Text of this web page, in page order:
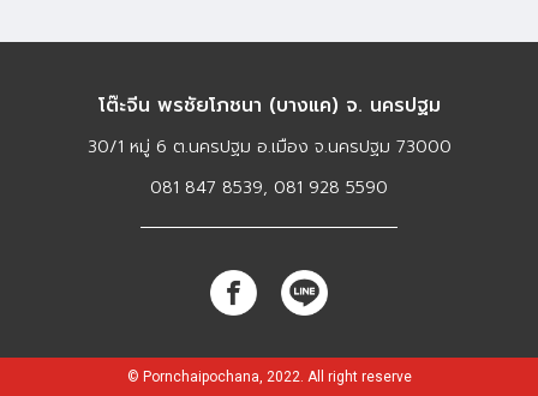
โต๊ะจีน พรชัยโภชนา (บางแค) จ. นครปฐม
30/1 หมู่ 6 ต.นครปฐม อ.เมือง จ.นครปฐม 73000
081 847 8539, 081 928 5590​
© Pornchaipochana, 2022. All right reserve